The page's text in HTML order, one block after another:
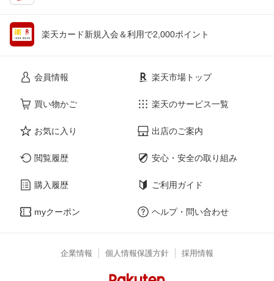
楽天カード新規入会＆利用で2,000ポイント
会員情報
買い物かご
お気に入り
閲覧履歴
購入履歴
myクーポン
楽天市場トップ
楽天のサービス一覧
出店のご案内
安心・安全の取り組み
ご利用ガイド
ヘルプ・問い合わせ
企業情報 個人情報保護方針 採用情報